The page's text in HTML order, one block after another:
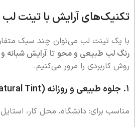
تکنیک‌های آرایش با تینت لب
با یک تینت لب می‌توان چند سبک
رنگ لب طبیعی و محو تا آرایش شبانه
روش کاربردی را مرور می‌کنیم.
۱. جلوه طبیعی و روزانه (Natural Tint)
مناسب برای: دانشگاه، محل کار،